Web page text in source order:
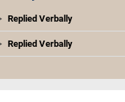
Replied Verbally
Replied Verbally